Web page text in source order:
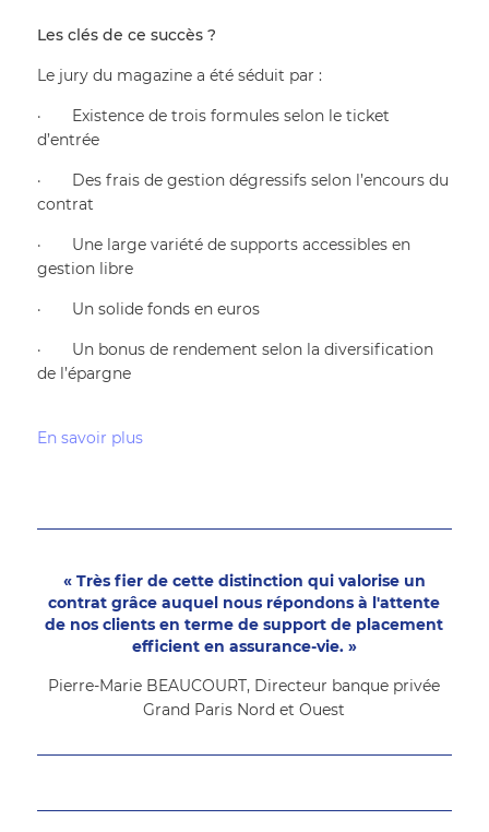
Les clés de ce succès ?
Le jury du magazine a été séduit par :
·       Existence de trois formules selon le ticket
d’entrée
·       Des frais de gestion dégressifs selon l’encours du
contrat
·       Une large variété de supports accessibles en
gestion libre
·       Un solide fonds en euros
·       Un bonus de rendement selon la diversification
de l’épargne
En savoir plus
« Très fier de cette distinction qui valorise un
contrat grâce auquel nous répondons à l'attente
de nos clients en terme de support de placement
efficient en assurance-vie. »
Pierre-Marie BEAUCOURT, Directeur banque privée
Grand Paris Nord et Ouest